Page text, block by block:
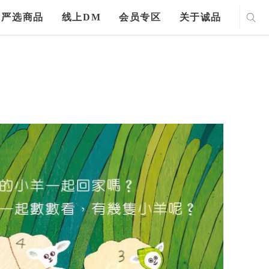
严选商品 线上DM 会员专区 关于诚品